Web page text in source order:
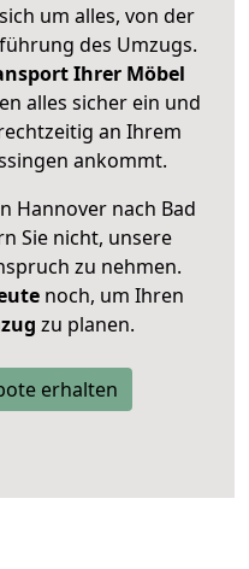
um alles, von der
des Umzugs.
Ihrer Möbel
alles sicher ein und
an Ihrem
ankommt.
Hannover nach Bad
Sie nicht, unsere
zu nehmen.
noch, um Ihren
zu planen.
erhalten